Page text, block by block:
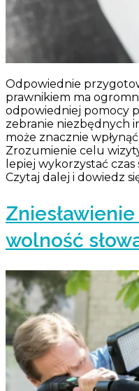
Odpowiednie
prawnikiem ma
odpowiedniej pomocy
zebranie niezbędnych
może znacznie
Zrozumienie celu
lepiej wykorzystać
Czytaj dalej i dowiedz
wolność